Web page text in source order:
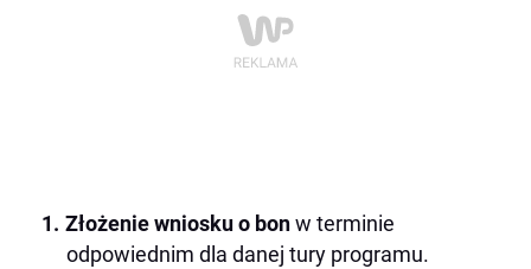
Złożenie wniosku o bonw terminie
odpowiednim dla danej tury programu.